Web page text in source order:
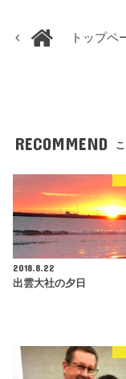
トップペ
RECOMMEND
2018.8.22
出雲大社の夕日